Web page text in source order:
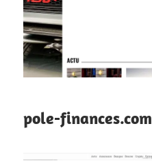
pole-finances.com